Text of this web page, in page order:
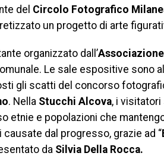
del Circolo Fotografico
un progetto di arte
organizzato dall’
Le sale espositive sono
gli scatti del concorso
. Nella Stucchi Alcova, i visitatori
etnie e popolazioni che
dal progresso, grazie ad “
da Silvia Della Rocca.